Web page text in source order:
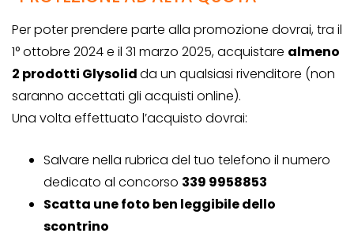
Per poter prendere parte alla promozione dovrai, tra il
1° ottobre 2024 e il 31 marzo 2025, acquistare almeno
2 prodotti Glysolidda un qualsiasi rivenditore (non
saranno accettati gli acquisti online).
Una volta effettuato l’acquisto dovrai:
Salvare nella rubrica del tuo telefono il numero
dedicato al concorso 339 9958853
Scatta une foto ben leggibile dello
scontrino